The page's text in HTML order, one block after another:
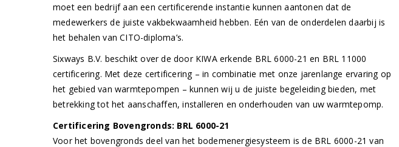
moet een bedrijf aan een certificerende instantie kunnen aantonen dat de
medewerkers de juiste vakbekwaamheid hebben. Eén van de onderdelen daarbij is
het behalen van CITO-diploma’s.
Sixways B.V. beschikt over de door KIWA erkende BRL 6000-21 en BRL 11000
certificering. Met deze certificering – in combinatie met onze jarenlange ervaring op
het gebied van warmtepompen – kunnen wij u de juiste begeleiding bieden, met
betrekking tot het aanschaffen, installeren en onderhouden van uw warmtepomp.
Certificering Bovengronds: BRL 6000-21
Voor het bovengronds deel van het bodemenergiesysteem is de BRL 6000-21 van